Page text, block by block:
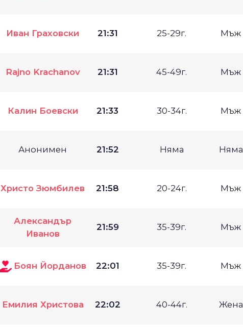
Иван Граховски 21:31 25-29г. Мъж
Rajno Krachanov 21:31 45-49г. Мъж
Калин Боевски 21:33 30-34г. Мъж
Анонимен 21:52 Няма Няма
Христо Зюмбилев 21:58 20-24г. Мъж
Александър
Иванов
21:59 35-39г. Мъж
Боян Йорданов 22:01 35-39г. Мъж
Емилия Христова 22:02 40-44г. Жена